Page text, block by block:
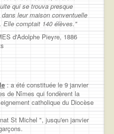
qui se trouva presque
leur maison conventuelle
Elle comptait 140 élèves."
d'Adolphe Pieyre, 1886
: a été constituée le 9 janvier
de Nîmes qui fondèrent la
catholique du Diocèse
St Michel ", jusqu'en janvier